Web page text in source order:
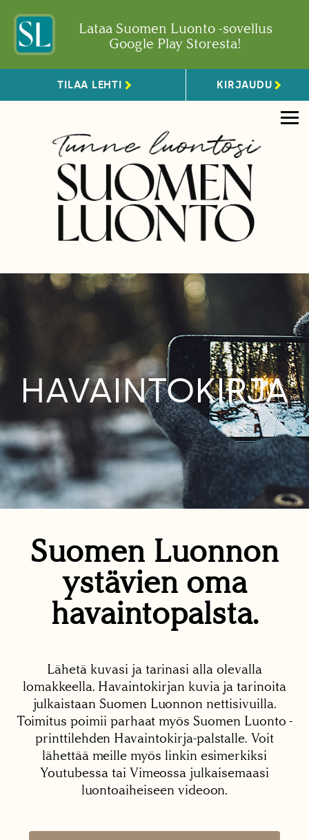
Lataa Suomen Luonto -sovellus
Google Play Storesta!
TILAA LEHTI KIRJAUDU
HAVAINTOKIRJA
Suomen Luonnon
ystävien oma
havaintopalsta.
Lähetä kuvasi ja tarinasi alla olevalla
lomakkeella. Havaintokirjan kuvia ja tarinoita
julkaistaan Suomen Luonnon nettisivuilla.
Toimitus poimii parhaat myös Suomen Luonto -
printtilehden Havaintokirja-palstalle. Voit
lähettää meille myös linkin esimerkiksi
Youtubessa tai Vimeossa julkaisemaasi
luontoaiheiseen videoon.